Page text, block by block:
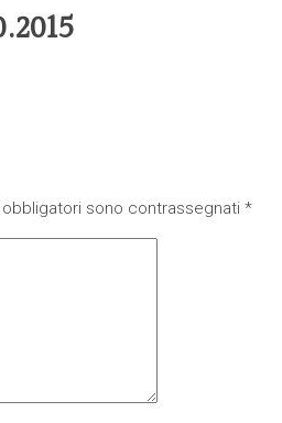
sono contrassegnati *